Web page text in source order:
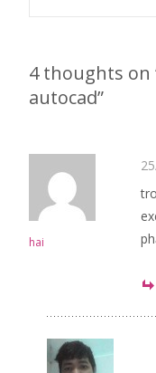
4 thoughts on
autocad”
hai